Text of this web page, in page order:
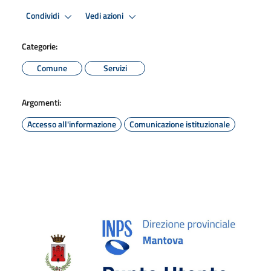
Condividi Vedi azioni
Categorie:
Comune
Servizi
Argomenti:
Accesso all'informazione
Comunicazione istituzionale